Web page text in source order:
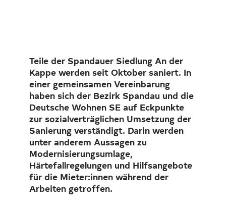
Teile der Spandauer Siedlung An der
Kappe werden seit Oktober saniert. In
einer gemeinsamen Vereinbarung
haben sich der Bezirk Spandau und die
Deutsche Wohnen SE auf Eckpunkte
zur sozialverträglichen Umsetzung der
Sanierung verständigt. Darin werden
unter anderem Aussagen zu
Modernisierungsumlage,
Härtefallregelungen und Hilfsangebote
für die Mieter:innen während der
Arbeiten getroffen.